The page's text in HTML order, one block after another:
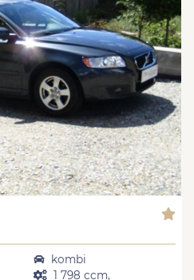
kombi
1 798 ccm,